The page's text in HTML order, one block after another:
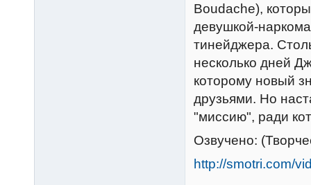
Boudache),
девушкой-
тинейджера.
несколько дней
которому новый
друзьями. Но
"миссию", ради
Озвучено:
http://smotri.com/